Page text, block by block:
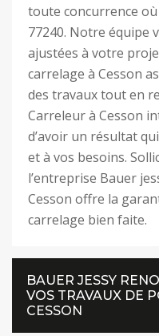
toute concurrence
77240. Notre équipe
ajustées à votre
carrelage à Cesson
des travaux tout en
Carreleur à Cesson
d’avoir un résultat
et à vos besoins.
l’entreprise Bauer
Cesson offre la
carrelage bien faite.
BAUER JESSY
VOS TRAVAUX DE
CESSON